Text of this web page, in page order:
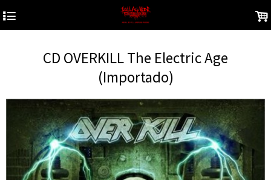
4 .
CD OVERKILL The Electric Age
(Importado)